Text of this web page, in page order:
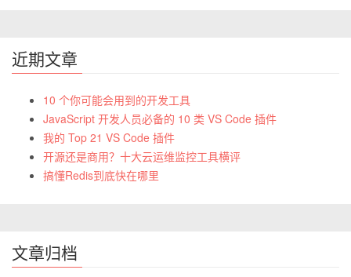
近期文章
10 个你可能会用到的开发工具
JavaScript 开发人员必备的 10 类 VS Code 插件
我的 Top 21 VS Code 插件
开源还是商用？十大云运维监控工具横评
搞懂Redis到底快在哪里
文章归档